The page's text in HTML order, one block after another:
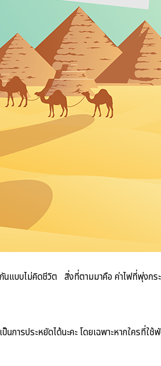
นแบบไม่คิดชีวิต สิ่งที่ตามมาคือ ค่าไฟที่พุ่งกร
การประหยัดได้นะคะ โดยเฉพาะหากใครที่